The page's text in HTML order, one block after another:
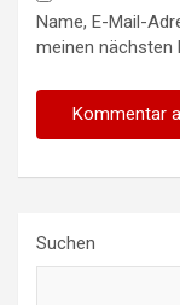
Name, E-Mail-
meinen nächsten
Suchen